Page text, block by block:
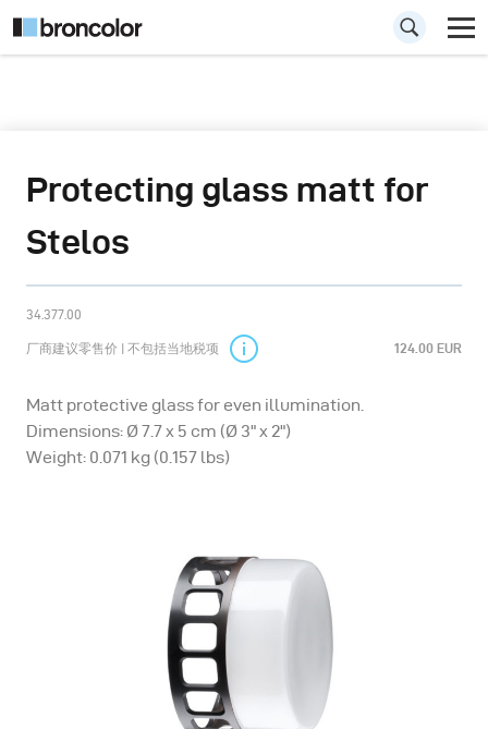
Protecting glass matt for
Stelos
34.377.00
厂商建议零售价 | 不包括当地税项 124.00 EUR
Matt protective glass for even illumination.
Dimensions: Ø 7.7 x 5 cm (Ø 3" x 2")
Weight: 0.071 kg (0.157 lbs)